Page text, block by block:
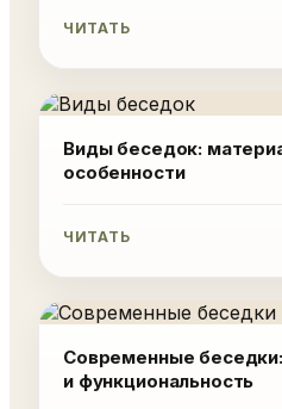
ЧИТАТЬ
Виды беседок:
особенности
ЧИТАТЬ
Современные
и функциональность